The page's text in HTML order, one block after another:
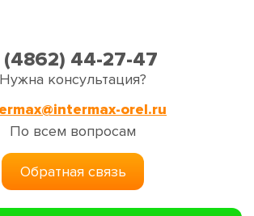
(4862) 44-27-47
Нужна консультация?
orel.ru
По всем вопросам
Обратная связь